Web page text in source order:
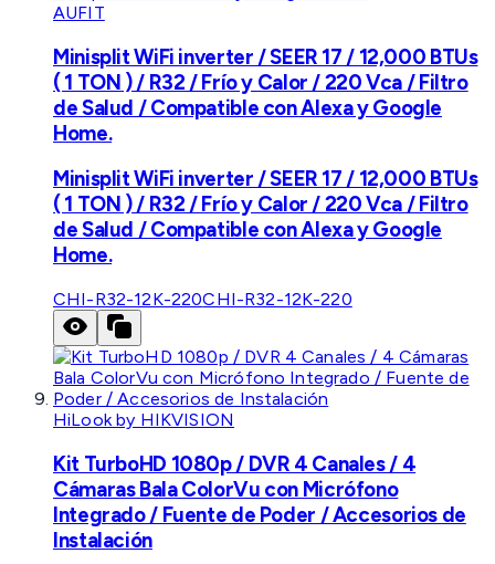
AUFIT
Minisplit WiFi inverter / SEER 17 / 12,000 BTUs
( 1 TON ) / R32 / Frío y Calor / 220 Vca / Filtro
de Salud / Compatible con Alexa y Google
Home.
Minisplit WiFi inverter / SEER 17 / 12,000 BTUs
( 1 TON ) / R32 / Frío y Calor / 220 Vca / Filtro
de Salud / Compatible con Alexa y Google
Home.
CHI-R32-12K-220CHI-R32-12K-220
HiLook by HIKVISION
Kit TurboHD 1080p / DVR 4 Canales / 4
Cámaras Bala ColorVu con Micrófono
Integrado / Fuente de Poder / Accesorios de
Instalación